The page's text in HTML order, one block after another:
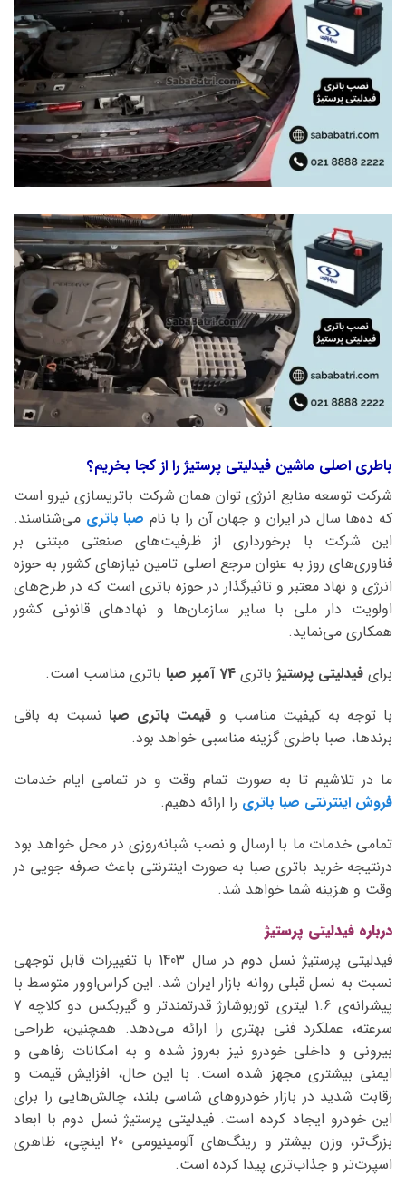
باطری اصلی ماشین فیدلیتی پرستیژ را از کجا بخریم؟
شرکت توسعه منابع انرژی توان همان شرکت باتریسازی نیرو است
که ده‌ها سال در ایران و جهان آن را با نام صبا باتری می‌شناسند.
این شرکت با برخورداری از ظرفیت‌های صنعتی مبتنی بر
فناوری‌های روز به عنوان مرجع اصلی تامین نیازهای کشور به حوزه
انرژی و نهاد معتبر و تاثیرگذار در حوزه باتری است که در طرح‌های
اولویت دار ملی با سایر سازمان‌ها و نهادهای قانونی کشور
همکاری می‌نماید.
برای فیدلیتی پرستیژ باتری
باتری مناسب است.
با توجه به کیفیت مناسب و قیمت باتری صبانسبت به باقی
برندها، صبا باطری گزینه مناسبی خواهد بود.
ما در تلاشیم تا به صورت تمام وقت و در تمامی ایام خدمات
فروش اینترنتی صبا باتری را ارائه دهیم.
تمامی خدمات ما با ارسال و نصب شبانه‌روزی در محل خواهد بود
درنتیجه خرید باتری صبا به صورت اینترنتی باعث صرفه جویی در
وقت و هزینه شما خواهد شد.
درباره فیدلیتی پرستیژ
فیدلیتی پرستیژ نسل دوم در سال 1403 با تغییرات قابل توجهی
نسبت به نسل قبلی روانه بازار ایران شد. این کراس‌اوور متوسط با
پیشرانه‌ی 1.6 لیتری توربوشارژ قدرتمندتر و گیربکس دو کلاچه 7
سرعته، عملکرد فنی بهتری را ارائه می‌دهد. همچنین، طراحی
بیرونی و داخلی خودرو نیز به‌روز شده و به امکانات رفاهی و
ایمنی بیشتری مجهز شده است. با این حال، افزایش قیمت و
رقابت شدید در بازار خودروهای شاسی بلند، چالش‌هایی را برای
این خودرو ایجاد کرده است. فیدلیتی پرستیژ نسل دوم با ابعاد
بزرگ‌تر، وزن بیشتر و رینگ‌های آلومینیومی 20 اینچی، ظاهری
اسپرت‌تر و جذاب‌تری پیدا کرده است.